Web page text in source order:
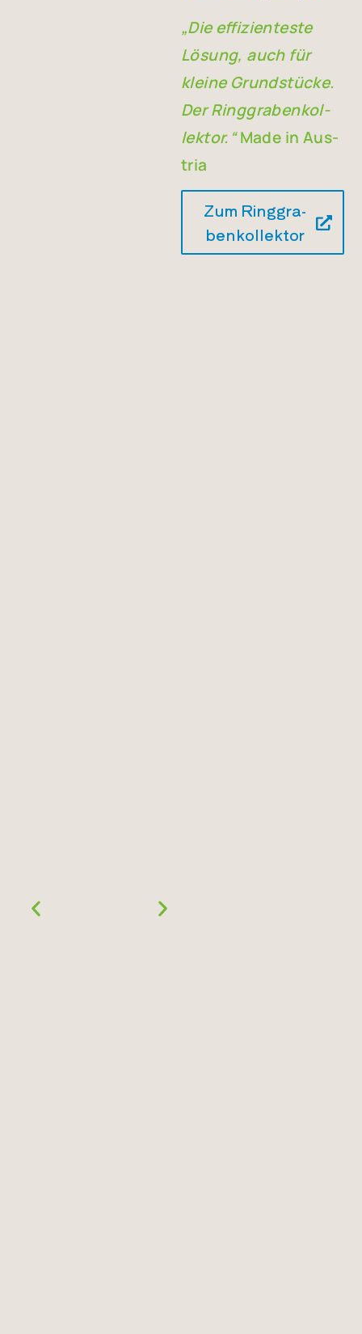
„Die effi­zi­en­tes­te
Lösung, auch für
klei­ne Grund­stü­cke.
Der Ring­gra­ben­kol­
lek­tor.“Made in Aus­
tria
Zum Ring­gra­
ben­kol­lek­tor